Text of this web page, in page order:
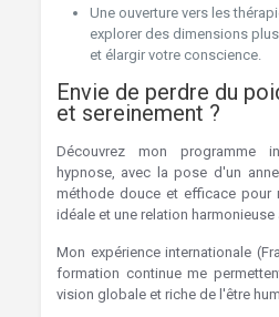
Une ouverture vers les
explorer des dimensions
et élargir votre conscience.
Envie de perdre du
et sereinement ?
Découvrez mon programme
hypnose, avec la pose d'un
méthode douce et efficace pour
idéale et une relation
Mon expérience internationale
formation continue me
vision globale et riche de l'être